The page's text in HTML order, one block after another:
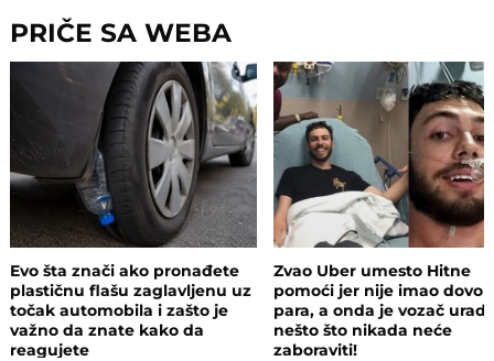
PRIČE SA WEBA
Evo šta znači ako pronađete
plastičnu flašu zaglavljenu uz
točak automobila i zašto je
važno da znate kako da
reagujete
Zvao Uber umesto Hitne
pomoći jer nije imao
para, a onda je vozač
nešto što nikada neće
zaboraviti!